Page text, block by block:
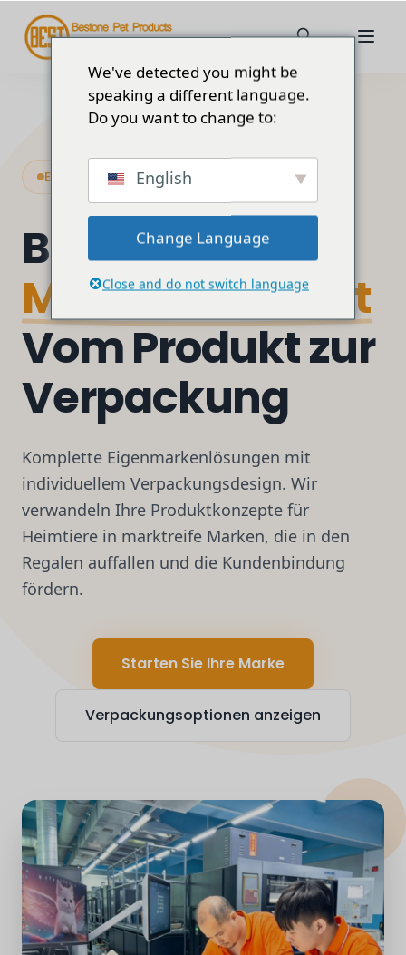
Eigenmarke & Verpackung
Bauen Sie Ihr
Markenidentität
Vom Produkt zur
Verpackung
Komplette Eigenmarkenlösungen mit
individuellem Verpackungsdesign. Wir
verwandeln Ihre Produktkonzepte für
Heimtiere in marktreife Marken, die in den
Regalen auffallen und die Kundenbindung
fördern.
Starten Sie Ihre Marke
Verpackungsoptionen anzeigen
We've detected you might be
speaking a different language.
Do you want to change to:
English
Change Language
Close and do not switch language